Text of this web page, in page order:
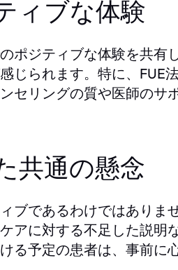
ィブな体験
ポジティブな体験を共有
じられます。特に、FUE
セリングの質や医師のサ
共通の懸念
ブであるわけではありま
アに対する不足した説明
る予定の患者は、事前に